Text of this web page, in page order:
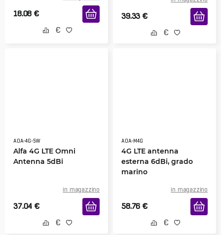
18.08 € 39.33 €
AOA-4G-5W
Alfa 4G LTE Omni
Antenna 5dBi
in magazzino
37.04 €
AOA-M4G
4G LTE antenna
esterna 6dBi, grado
marino
in magazzino
58.76 €